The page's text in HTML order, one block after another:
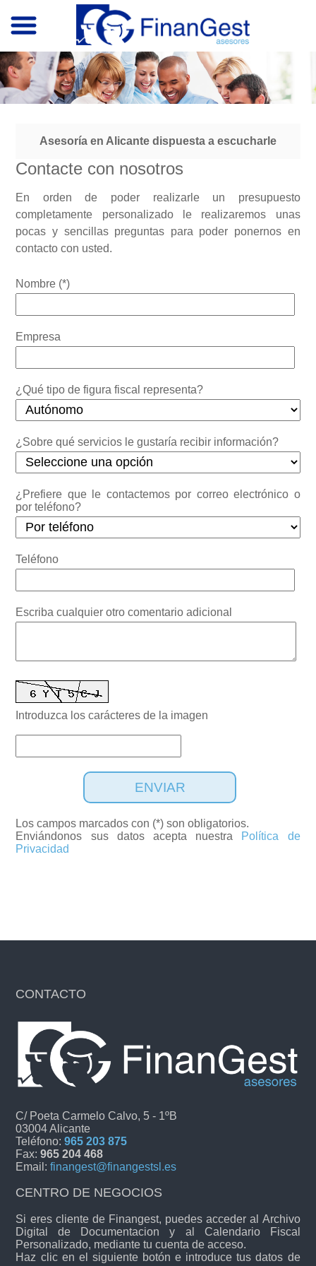
Asesoría en Alicante dispuesta a escucharle
Contacte con nosotros
En orden de poder realizarle un presupuesto
completamente personalizado le realizaremos unas
pocas y sencillas preguntas para poder ponernos en
contacto con usted.
Nombre (*)
Empresa
¿Qué tipo de figura fiscal representa?
¿Sobre qué servicios le gustaría recibir información?
¿Prefiere que le contactemos por correo electrónico o
por teléfono?
Teléfono
Escriba cualquier otro comentario adicional
Introduzca los carácteres de la imagen
ENVIAR
Los campos marcados con (*) son obligatorios.
Enviándonos sus datos acepta nuestra Política de
Privacidad
CONTACTO
C/ Poeta Carmelo Calvo, 5 - 1ºB
03004 Alicante
Teléfono:965 203 875
Fax:965 204 468
Email:finangest@finangestsl.es
CENTRO DE NEGOCIOS
Si eres cliente de Finangest, puedes acceder al Archivo
Digital de Documentacion y al Calendario Fiscal
Personalizado, mediante tu cuenta de acceso.
Haz clic en el siguiente botón e introduce tus datos de